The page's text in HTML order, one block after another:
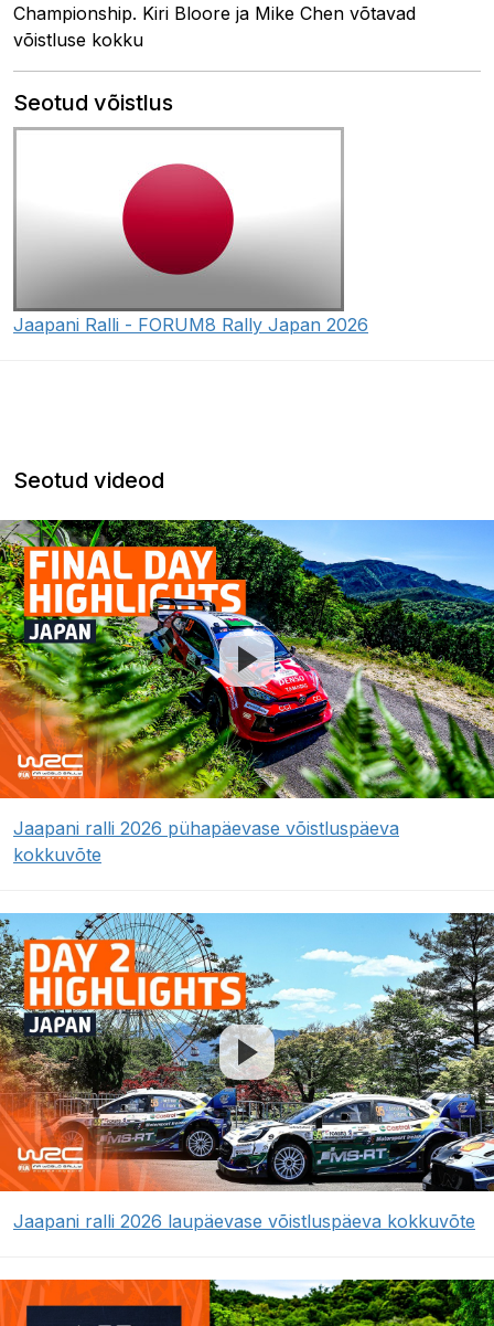
Championship. Kiri Bloore ja Mike Chen võtavad
võistluse kokku
Seotud võistlus
Jaapani Ralli - FORUM8 Rally Japan 2026
Seotud videod
Jaapani ralli 2026 pühapäevase võistluspäeva
kokkuvõte
Jaapani ralli 2026 laupäevase võistluspäeva kokkuvõte